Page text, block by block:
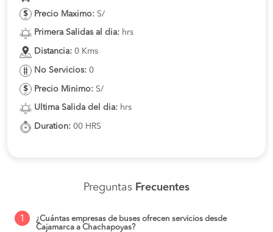
Precio Maximo: S/
Primera Salidas al dia: hrs
Distancia: 0 Kms
No Servicios: 0
Precio Minimo: S/
Ultima Salida del dia: hrs
Duration: 00 HRS
Preguntas Frecuentes
1
¿Cuántas empresas de buses ofrecen servicios desde
Cajamarca a Chachapoyas?